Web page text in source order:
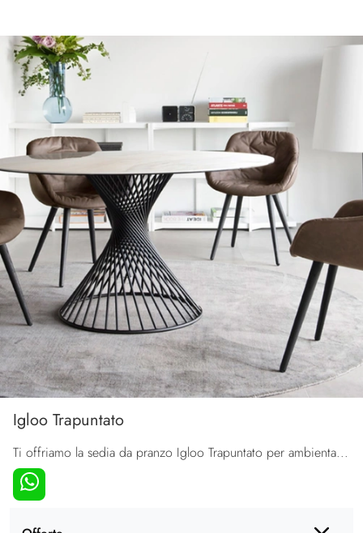
Igloo Trapuntato
Ti offriamo la sedia da pranzo Igloo Trapuntato per ambientazioni moderne, tra le più belle Sedie fisse di Calligaris.